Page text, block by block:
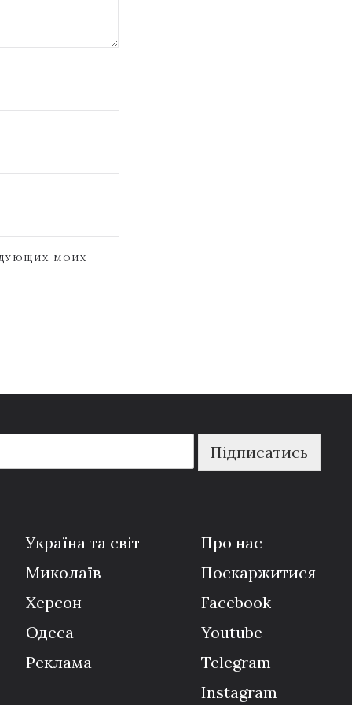
МОИХ
Підписатись
Україна та світ
Миколаїв
Херсон
Одеса
Реклама
Про нас
Поскаржитися
Facebook
Youtube
Telegram
Instagram